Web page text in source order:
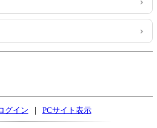
グイン | PCサイト表示